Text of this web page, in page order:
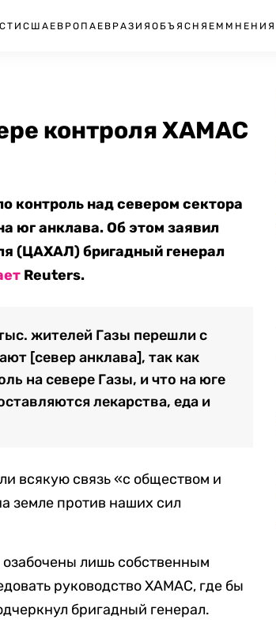
США ЕВРОПА ЕВРАЗИЯ ОБЪЯСНЯЕМ МНЕНИЯ
контроля ХАМАС
контроль над севером сектора
юг анклава. Об этом заявил
(ЦАХАЛ) бригадный генерал
Reuters.
жителей Газы перешли с
[север анклава], так как
на севере Газы, и что на юге
лекарства, еда и
всякую связь «с обществом и
земле против наших сил
лишь собственным
руководство ХАМАС, где бы
бригадный генерал.